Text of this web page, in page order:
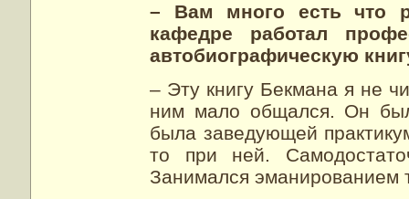
– Вам много есть что
кафедре работал
автобиографическую
– Эту книгу Бекмана я не
ним мало общался. Он
была заведующей
то при ней.
Занимался эманированием